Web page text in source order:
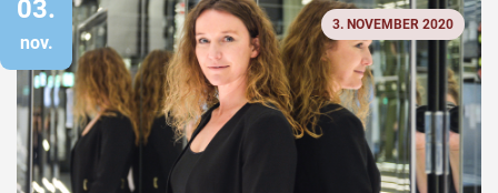
03.
nov.
3. NOVEMBER 2020